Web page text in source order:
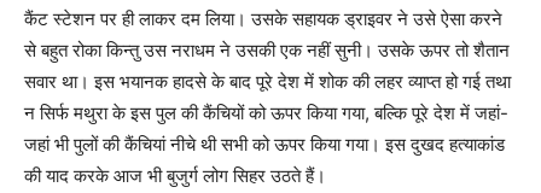
कैंट स्टेशन पर ही लाकर दम लिया। उसके सहायक ड्राइवर ने उसे ऐसा करने
से बहुत रोका किन्तु उस नराधम ने उसकी एक नहीं सुनी। उसके ऊपर तो शैतान
सवार था। इस भयानक हादसे के बाद पूरे देश में शोक की लहर व्याप्त हो गई तथा
न सिर्फ मथुरा के इस पुल की कैंचियों को ऊपर किया गया, बल्कि पूरे देश में जहां-
जहां भी पुलों की कैंचियां नीचे थी सभी को ऊपर किया गया। इस दुखद हत्याकांड
की याद करके आज भी बुजुर्ग लोग सिहर उठते हैं।